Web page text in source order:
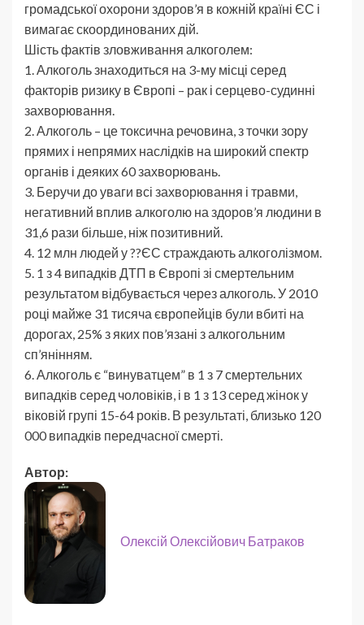
громадської охорони здоров’я в кожній країні ЄС і
вимагає скоординованих дій.
Шість фактів зловживання алкоголем:
1. Алкоголь знаходиться на 3-му місці серед
факторів ризику в Європі – рак і серцево-судинні
захворювання.
2. Алкоголь – це токсична речовина, з точки зору
прямих і непрямих наслідків на широкий спектр
органів і деяких 60 захворювань.
3. Беручи до уваги всі захворювання і травми,
негативний вплив алкоголю на здоров’я людини в
31,6 рази більше, ніж позитивний.
4. 12 млн людей у ??ЄС страждають алкоголізмом.
5. 1 з 4 випадків ДТП в Європі зі смертельним
результатом відбувається через алкоголь. У 2010
році майже 31 тисяча європейців були вбиті на
дорогах, 25% з яких пов’язані з алкогольним
сп’янінням.
6. Алкоголь є “винуватцем” в 1 з 7 смертельних
випадків серед чоловіків, і в 1 з 13 серед жінок у
віковій групі 15-64 років. В результаті, близько 120
000 випадків передчасної смерті.
Автор:
Олексій Олексійович Батраков